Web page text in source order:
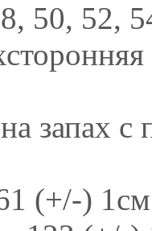
50, 52,
запах
(+/-)